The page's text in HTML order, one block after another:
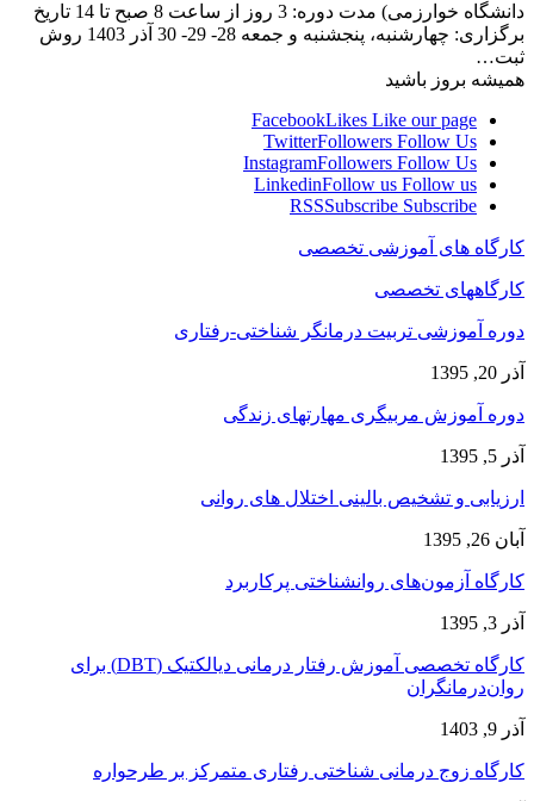
دانشگاه خوارزمی) مدت دوره: 3 روز از ساعت 8 صبح تا 14 تاریخ
برگزاری: چهارشنبه، پنجشنبه و جمعه 28- 29- 30 آذر 1403 روش
ثبت…
همیشه بروز باشید
FacebookLikes Like our page
TwitterFollowers Follow Us
InstagramFollowers Follow Us
LinkedinFollow us Follow us
RSSSubscribe Subscribe
کارگاه های آموزشی تخصصی
کارگاههای تخصصی
دوره آموزشی تربیت درمانگر شناختی-رفتاری
آذر 20, 1395
دوره آموزش مربیگری مهارتهای زندگی
آذر 5, 1395
ارزیابی و تشخیص بالینی اختلال های روانی
آبان 26, 1395
کارگاه آزمون‌های روانشناختی پرکاربرد
آذر 3, 1395
کارگاه تخصصی آموزش رفتار درمانی دیالکتیک (DBT) برای
روان‌درمانگران
آذر 9, 1403
کارگاه زوج‌ درمانی شناختی رفتاری متمرکز بر طرحواره